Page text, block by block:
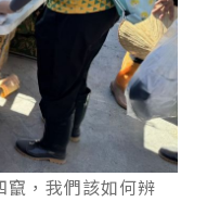
竄，我們該如何辨